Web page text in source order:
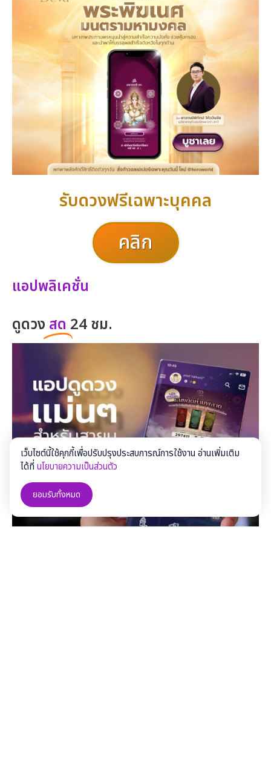
รับดวงฟรีเฉพาะบุคคล
คลิก
แอปพลิเคชั่น
ดูดวง สด 24 ชม.
เว็บไซต์นี้ใช้คุกกี้เพื่อปรับปรุงประสบการณ์การใช้งาน อ่านเพิ่มเติม
ได้ที่นโยบายความเป็นส่วนตัว
ยอมรับทั้งหมด